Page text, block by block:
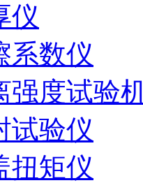
仪
系数仪
强度试验
试验仪
扭矩仪